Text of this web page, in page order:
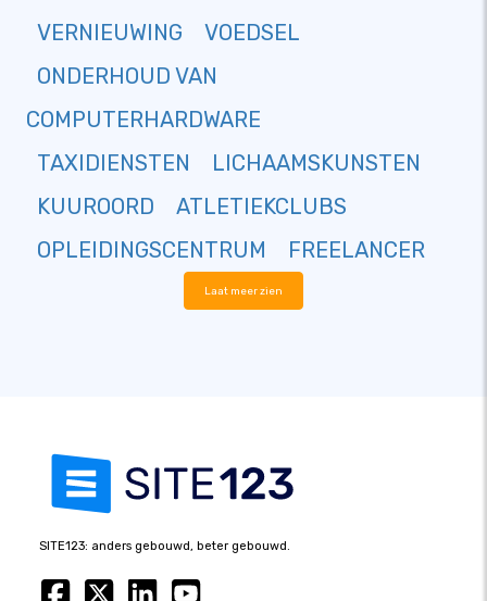
VERNIEUWING
VOEDSEL
ONDERHOUD VAN
COMPUTERHARDWARE
TAXIDIENSTEN
LICHAAMSKUNSTEN
KUUROORD
ATLETIEKCLUBS
OPLEIDINGSCENTRUM
FREELANCER
Laat meer zien
SITE123: anders gebouwd, beter gebouwd.